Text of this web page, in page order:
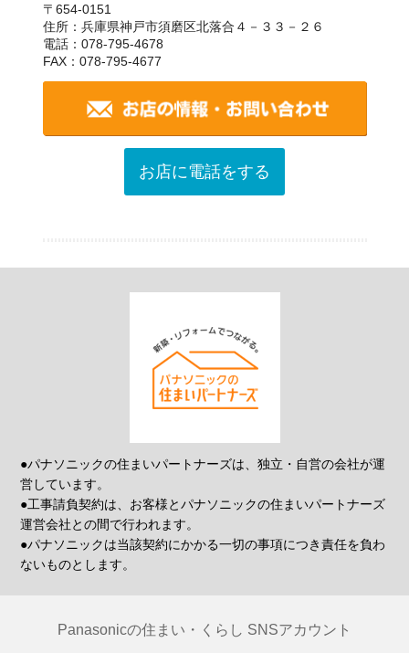
〒654-0151
住所：兵庫県神戸市須磨区北落合４－３３－２６
電話：078-795-4678
FAX：078-795-4677
お店に電話をする
●パナソニックの住まいパートナーズは、独立・自営の会社が運
営しています。
●工事請負契約は、お客様とパナソニックの住まいパートナーズ
運営会社との間で行われます。
●パナソニックは当該契約にかかる一切の事項につき責任を負わ
ないものとします。
Panasonicの住まい・くらし SNSアカウント